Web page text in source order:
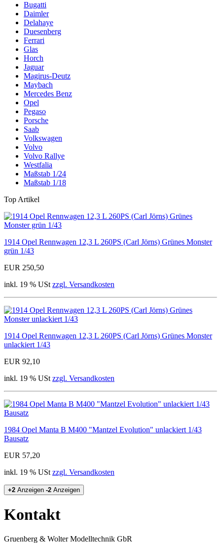
Bugatti
Daimler
Delahaye
Duesenberg
Ferrari
Glas
Horch
Jaguar
Magirus-Deutz
Maybach
Mercedes Benz
Opel
Pegaso
Porsche
Saab
Volkswagen
Volvo
Volvo Rallye
Westfalia
Maßstab 1/24
Maßstab 1/18
Top Artikel
1914 Opel Rennwagen 12,3 L 260PS (Carl Jörns) Grünes Monster
grün 1/43
EUR 250,50
inkl. 19 % USt zzgl. Versandkosten
1914 Opel Rennwagen 12,3 L 260PS (Carl Jörns) Grünes Monster
unlackiert 1/43
EUR 92,10
inkl. 19 % USt zzgl. Versandkosten
1984 Opel Manta B M400 "Mantzel Evolution" unlackiert 1/43
Bausatz
EUR 57,20
inkl. 19 % USt zzgl. Versandkosten
+2 Anzeigen -2 Anzeigen
Kontakt
Gruenberg & Wolter Modelltechnik GbR